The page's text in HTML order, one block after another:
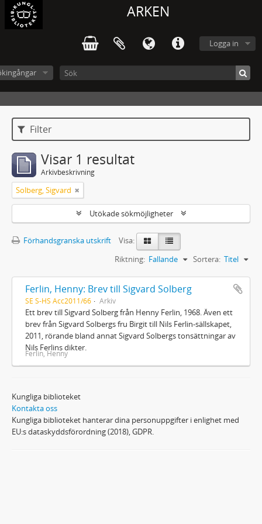
ARKEN
Logga in
Filter
Visar 1 resultat
Arkivbeskrivning
Solberg, Sigvard
Utökade sökmöjligheter
Förhandsgranska utskrift
Visa:
Sortera: Titel
Riktning: Fallande
Ferlin, Henny: Brev till Sigvard Solberg
SE S-HS Acc2011/66 Arkiv
Ett brev till Sigvard Solberg från Henny Ferlin, 1968. Även ett
brev från Sigvard Solbergs fru Birgit till Nils Ferlin-sällskapet,
2011, rörande bland annat Sigvard Solbergs tonsättningar av
Nils Ferlins dikter.
Ferlin, Henny
Kungliga biblioteket
Kontakta oss
Kungliga biblioteket hanterar dina personuppgifter i enlighet med
EU:s dataskyddsförordning (2018), GDPR.